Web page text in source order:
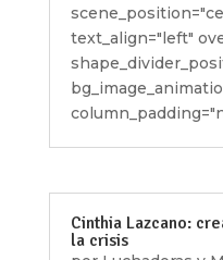
text_align="left"
Cinthia Lazcano:
la crisis